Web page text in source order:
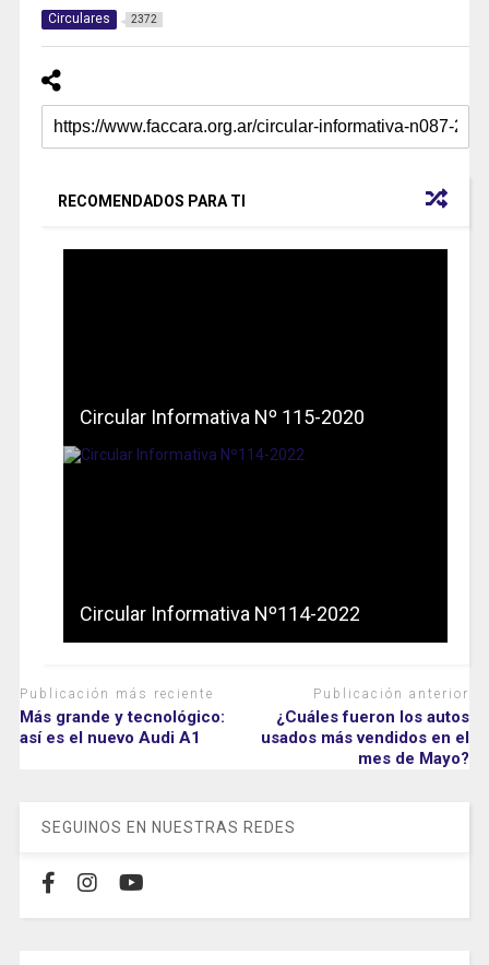
Circulares 2372
RECOMENDADOS PARA TI
Circular Informativa Nº 115-2020
Circular Informativa Nº114-2022
Publicación más reciente
Más grande y tecnológico:
así es el nuevo Audi A1
Publicación anterior
¿Cuáles fueron los autos
usados más vendidos en el
mes de Mayo?
SEGUINOS EN NUESTRAS REDES